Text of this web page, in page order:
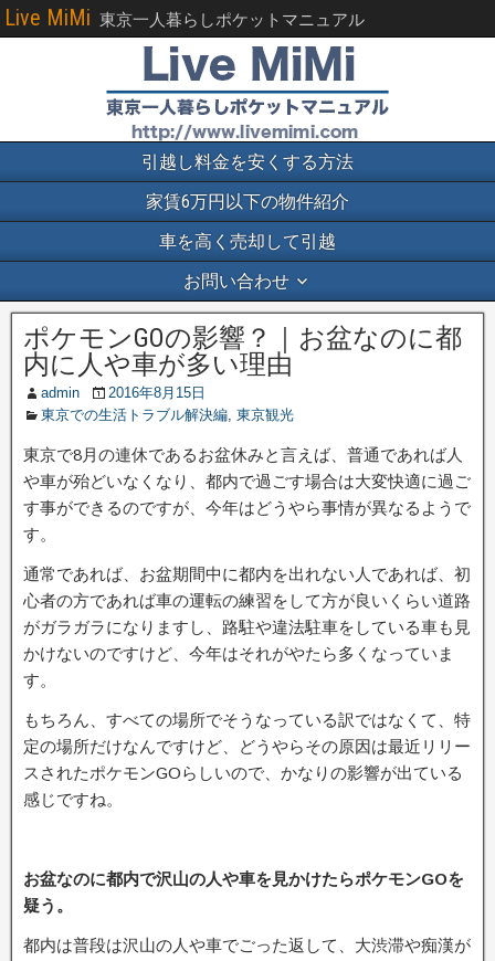
Live MiMi 東京一人暮らしポケットマニュアル
引越し料金を安くする方法
家賃6万円以下の物件紹介
車を高く売却して引越
お問い合わせ
ポケモンGOの影響？｜お盆なのに都
内に人や車が多い理由
admin
2016年8月15日
東京での生活トラブル解決編, 東京観光
東京で8月の連休であるお盆休みと言えば、普通であれば人
や車が殆どいなくなり、都内で過ごす場合は大変快適に過ご
す事ができるのですが、今年はどうやら事情が異なるようで
す。
通常であれば、お盆期間中に都内を出れない人であれば、初
心者の方であれば車の運転の練習をして方が良いくらい道路
がガラガラになりますし、路駐や違法駐車をしている車も見
かけないのですけど、今年はそれがやたら多くなっていま
す。
もちろん、すべての場所でそうなっている訳ではなくて、特
定の場所だけなんですけど、どうやらその原因は最近リリー
スされたポケモンGOらしいので、かなりの影響が出ている
感じですね。
お盆なのに都内で沢山の人や車を見かけたらポケモンGOを
疑う。
都内は普段は沢山の人や車でごった返して、大渋滞や痴漢が